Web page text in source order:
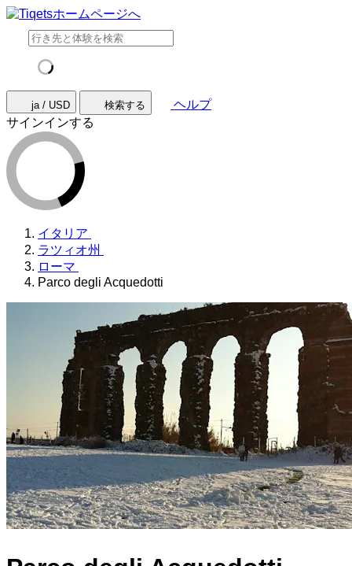
ja / USD 検索する
ヘルプ
サインインする
イタリア
ラツィオ州
ローマ
Parco degli Acquedotti